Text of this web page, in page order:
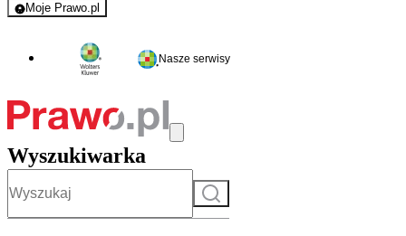
Moje Prawo.pl
- rejestracja i logowanie do serwisu
Nasze serwisy
Wyszukiwarka
Szukaj